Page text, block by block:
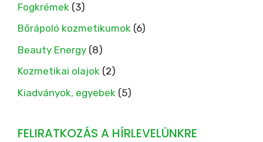
Fogkrémek (3)
Bőrápoló kozmetikumok (6)
Beauty Energy (8)
Kozmetikai olajok (2)
Kiadványok, egyebek (5)
FELIRATKOZÁS A HÍRLEVELÜNKRE